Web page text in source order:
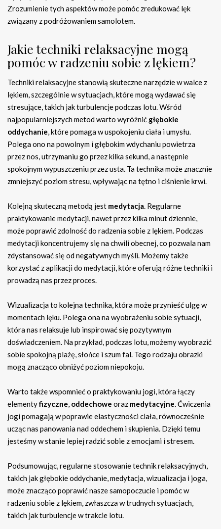
Zrozumienie tych aspektów może pomóc zredukować lęk
związany z podróżowaniem samolotem.
Jakie techniki relaksacyjne mogą
pomóc w radzeniu sobie z lękiem?
Techniki relaksacyjne stanowią skuteczne narzędzie w walce z
lękiem, szczególnie w sytuacjach, które mogą wydawać się
stresujące, takich jak turbulencje podczas lotu. Wśród
najpopularniejszych metod warto wyróżnić głębokie
oddychanie, które pomaga w uspokojeniu ciała i umysłu.
Polega ono na powolnym i głębokim wdychaniu powietrza
przez nos, utrzymaniu go przez kilka sekund, a następnie
spokojnym wypuszczeniu przez usta. Ta technika może znacznie
zmniejszyć poziom stresu, wpływając na tętno i ciśnienie krwi.
Kolejną skuteczną metodą jest medytacja. Regularne
praktykowanie medytacji, nawet przez kilka minut dziennie,
może poprawić zdolność do radzenia sobie z lękiem. Podczas
medytacji koncentrujemy się na chwili obecnej, co pozwala nam
zdystansować się od negatywnych myśli. Możemy także
korzystać z aplikacji do medytacji, które oferują różne techniki i
prowadzą nas przez proces.
Wizualizacja to kolejna technika, która może przynieść ulgę w
momentach lęku. Polega ona na wyobrażeniu sobie sytuacji,
która nas relaksuje lub inspirować się pozytywnym
doświadczeniem. Na przykład, podczas lotu, możemy wyobrazić
sobie spokojną plażę, słońce i szum fal. Tego rodzaju obrazki
mogą znacząco obniżyć poziom niepokoju.
Warto także wspomnieć o praktykowaniu jogi, która łączy
elementyfizyczne, oddechowe oraz medytacyjne. Ćwiczenia
jogi pomagają w poprawie elastyczności ciała, równocześnie
ucząc nas panowania nad oddechem i skupienia. Dzięki temu
jesteśmy w stanie lepiej radzić sobie z emocjami i stresem.
Podsumowując, regularne stosowanie technik relaksacyjnych,
takich jak głębokie oddychanie, medytacja, wizualizacja i joga,
może znacząco poprawić nasze samopoczucie i pomóc w
radzeniu sobie z lękiem, zwłaszcza w trudnych sytuacjach,
takich jak turbulencje w trakcie lotu.